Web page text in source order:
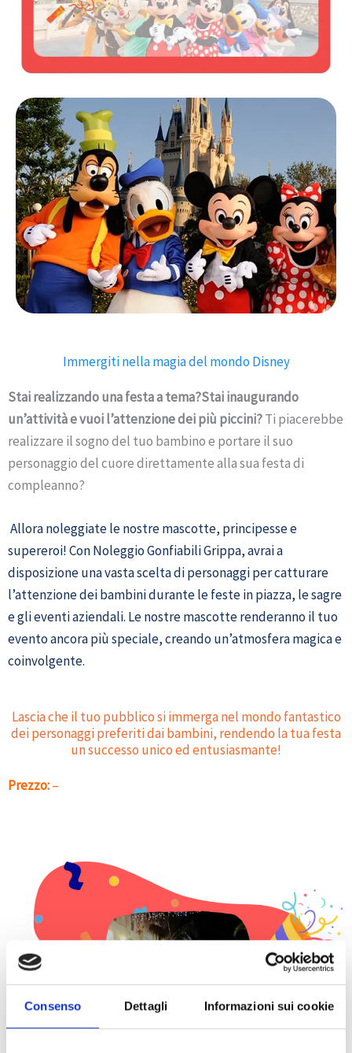
Consenso Dettagli Informazioni sui cookie
Immergiti nella magia del mondo Disney
Stai realizzando una festa a tema?Stai inaugurando
un’attività e vuoi l’attenzione dei più piccini?Ti piacerebbe
realizzare il sogno del tuo bambino e portare il suo
personaggio del cuore direttamente alla sua festa di
compleanno?
Allora noleggiate le nostre mascotte, principesse e
supereroi! Con Noleggio Gonfiabili Grippa, avrai a
disposizione una vasta scelta di personaggi per catturare
l’attenzione dei bambini durante le feste in piazza, le sagre
e gli eventi aziendali. Le nostre mascotte renderanno il tuo
evento ancora più speciale, creando un’atmosfera magica e
coinvolgente.
Lascia che il tuo pubblico si immerga nel mondo fantastico
dei personaggi preferiti dai bambini, rendendo la tua festa
un successo unico ed entusiasmante!
Prezzo:–